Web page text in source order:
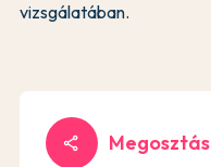
vizsgálatában.
share Megosztás